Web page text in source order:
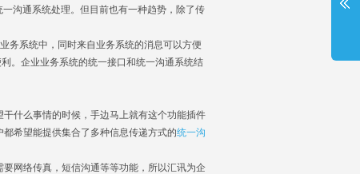
沟通系统处理。但目前也有一种趋势，除了传
务系统中，同时来自业务系统的消息可以方便
。企业业务系统的统一接口和统一沟通系统结
什么事情的时候，手边马上就有这个功能插件
希望能提供集合了多种信息传递方式的统一沟
网络传真，短信沟通等等功能，所以汇讯为企